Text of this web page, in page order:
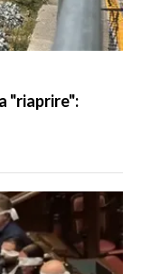
"riaprire":